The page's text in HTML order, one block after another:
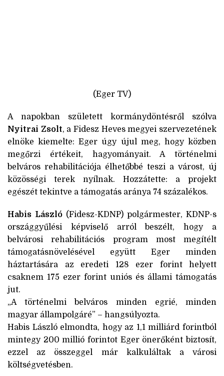
(Eger TV)
A napokban született kormánydöntésről szólva
Nyitrai Zsolt, a Fidesz Heves megyei szervezetének
elnöke kiemelte: Eger úgy újul meg, hogy közben
megőrzi értékeit, hagyományait. A történelmi
belváros rehabilitációja élhetőbbé teszi a várost, új
közösségi terek nyílnak. Hozzátette: a projekt
egészét tekintve a támogatás aránya 74 százalékos.
Habis László (Fidesz-KDNP) polgármester, KDNP-s
országgyűlési képviselő arról beszélt, hogy a
belvárosi rehabilitációs program most megítélt
támogatásnövelésével együtt Eger minden
háztartására az eredeti 128 ezer forint helyett
csaknem 175 ezer forint uniós és állami támogatás
jut.
„A történelmi belváros minden egrié, minden
magyar állampolgáré” – hangsúlyozta.
Habis László elmondta, hogy az 1,1 milliárd forintból
mintegy 200 millió forintot Eger önerőként biztosít,
ezzel az összeggel már kalkuláltak a városi
költségvetésben.